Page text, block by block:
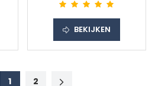
BEKIJKEN
1 2